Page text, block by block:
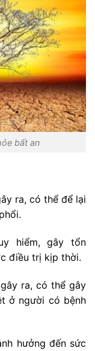
bất an
ra, có thể để lại
hiểm, gây tổn
điều trị kịp thời.
ra, có thể gây
ở người có bệnh
hưởng đến sức